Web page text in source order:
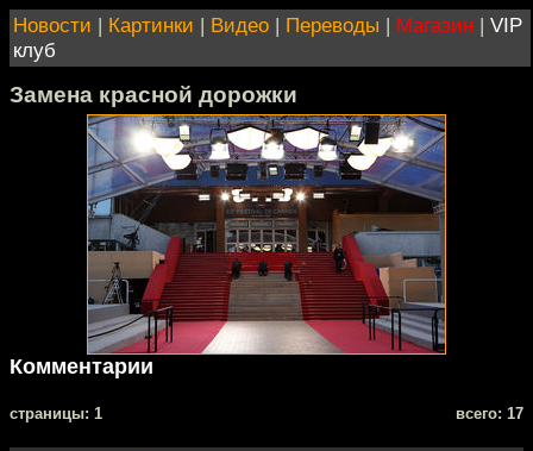
Новости | Картинки | Видео | Переводы | Магазин | VIP
клуб
Замена красной дорожки
Комментарии
cтраницы: 1 всего: 17